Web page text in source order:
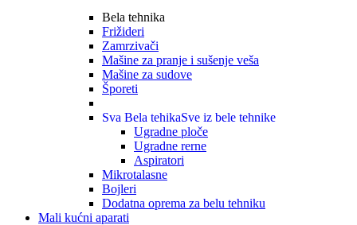
Bela tehnika
Frižideri
Zamrzivači
Mašine za pranje i sušenje veša
Mašine za sudove
Šporeti
Sva Bela tehikaSve iz bele tehnike
Ugradne ploče
Ugradne rerne
Aspiratori
Mikrotalasne
Bojleri
Dodatna oprema za belu tehniku
Mali kućni aparati